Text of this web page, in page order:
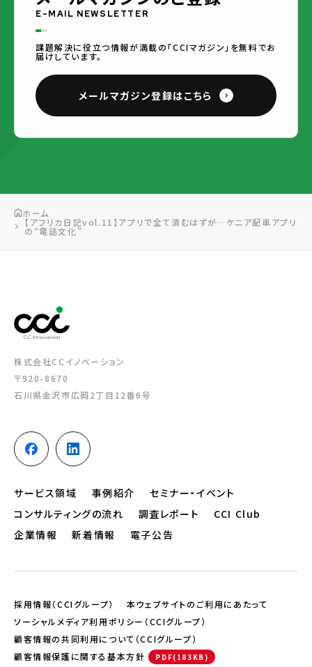
E-MAIL NEWSLETTER
課題解決に役立つ情報が満載の「CCIマガジン」を無料でお
届けしています。
メールマガジン登録はこちら
ホーム
【アフリカ日記vol.11】アプリで全て済むはずが…ケニア配車アプリ
の“電話文化”
株式会社CCイノベーション
〒920-8670
石川県金沢市広岡2丁目12番6号
サービス領域 事例紹介
セミナー・イベント
コンサルティングの流れ
調査レポート
CCI Club
企業情報
新着情報 電子公告
採用情報（CCIグループ）
本ウェブサイトのご利用にあたって
ソーシャルメディア利用ポリシー（CCIグループ）
顧客情報の共同利用について（CCIグループ）
顧客情報保護に関する基本方針